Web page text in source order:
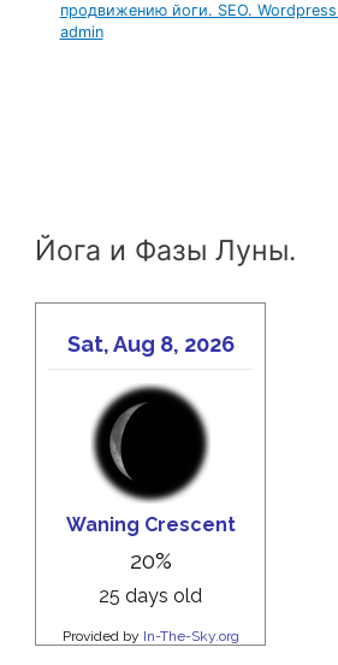
продвижению йоги. SEO.
admin
Йога и Фазы Луны.